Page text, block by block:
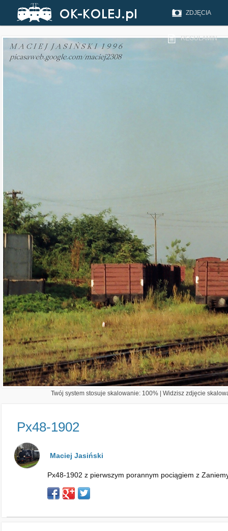
ZDJĘCIA
REGULAMIN
Twój system stosuje skalowanie: 100% | Widzisz zdjęcie
Px48-1902
Maciej Jasiński
Px48-1902 z pierwszym porannym pociągiem z